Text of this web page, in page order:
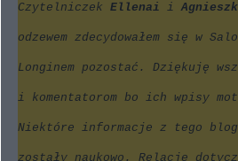
Czytelniczek Ellenai i
odzewem zdecydowałem się w
Longinem pozostać. Dziękuję
i komentatorom bo ich wpisy
Niektóre informacje z tego
zostały naukowo. Relacje